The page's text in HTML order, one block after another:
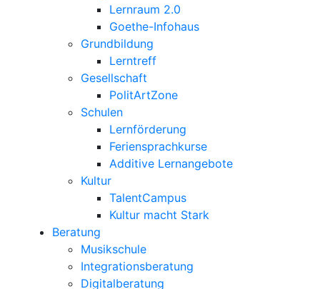
Lernraum 2.0
Goethe-Infohaus
Grundbildung
Lerntreff
Gesellschaft
PolitArtZone
Schulen
Lernförderung
Feriensprachkurse
Additive Lernangebote
Kultur
TalentCampus
Kultur macht Stark
Beratung
Musikschule
Integrationsberatung
Digitalberatung